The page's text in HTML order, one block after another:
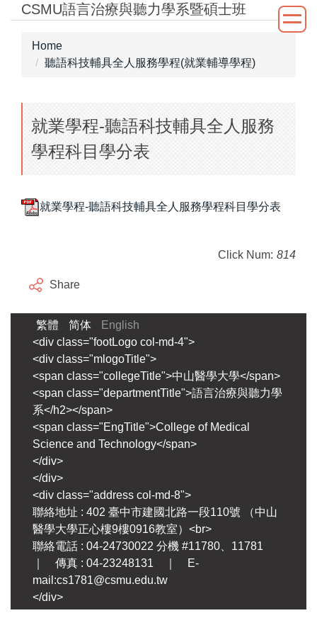
JumpCSMU語言治療與聽力學系暨碩士班
Home
聽語科技輔具全人服務學程(就業輔導學程)
就業學程-聽語科技輔具全人服務
學程科目學分表
就業學程-聽語科技輔具全人服務學程科目學分表
Click Num: 814
Share
繁體 简体
English
<div class="footLogo col-md-4">
<div class="mlogoTitle">
<span class="collegeTitle">中山醫學大學</span>
<span class="departmentTitle">語言治療與聽力學
系</h2></span>
<span class="EngTitle">College of Medical
Science and Technology</span>
</div>
</div>
<div class="address col-md-8">
聯絡地址 : 402 臺中市建國北路一段110號 （中山
醫學大學正心樓9樓0916教室）<br>
聯絡電話 : 04-24730022 分機 #11780、11781
｜ 傳真 : 04-23248131 ｜ E-
mail:cs1781@csmu.edu.tw
</div>